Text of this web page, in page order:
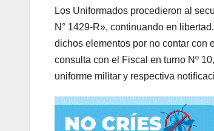
Los Uniformados procedieron al
N° 1429-R», continuando en
dichos elementos por no contar con
consulta con el Fiscal en turno Nº
uniforme militar y respectiva